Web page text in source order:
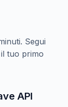
Segui
tuo primo
API